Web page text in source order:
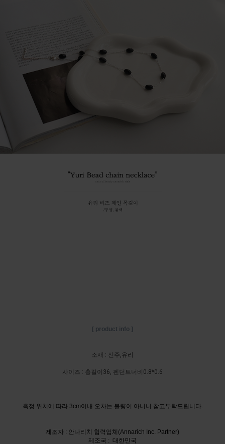
[ product info ]
소재 : 신주,유리
사이즈 : 총길이36, 펜던트너비0.8*0.6
측정 위치에 따라 3cm이내 오차는 불량이 아니니 참고부탁드립니다.
제조자 : 안나리치 협력업체(Annarich Inc. Partner)
제조국 : 대한민국